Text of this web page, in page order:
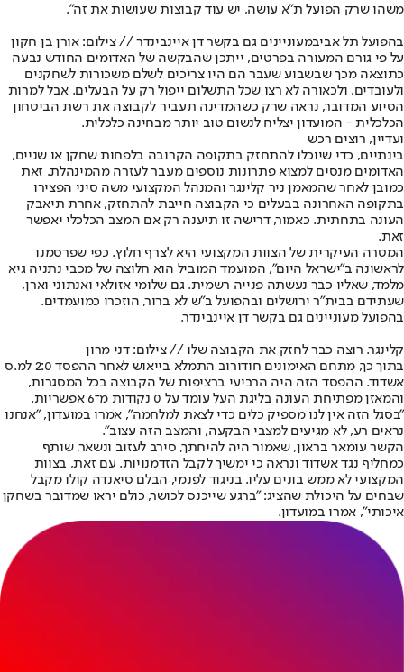
משהו שרק הפועל ת"א עושה, יש עוד קבוצות שעושות את זה".
בהפועל תל אביבמעוניינים גם בקשר דן איינבינדר // צילום: אורן בן חקון
על פי גורם המעורה בפרטים, ייתכן שהבקשה של האדומים החודש נבעה
כתוצאה מכך שבשבוע שעבר הם היו צריכים לשלם משכורות לשחקנים
ולעובדים, ולכאורה לא רצו שכל התשלום ייפול רק על הבעלים. אבל למרות
הסיוע המדובר, נראה שרק כשהמדינה תעביר לקבוצה את רשת הביטחון
הכלכלית - המועדון יצליח לנשום טוב יותר מבחינה כלכלית.
ועדיין, רוצים רכש
בינתיים, כדי שיוכלו להתחזק בתקופה הקרובה בלפחות שחקן או שניים,
האדומים מנסים למצוא פתרונות נוספים מעבר לעזרה מהמינהלת. זאת
כמובן לאחר שהמאמן ניר קלינגר והמנהל המקצועי משה סיני הפצירו
בתקופה האחרונה בבעלים כי הקבוצה חייבת להתחזק, אחרת תיאבק
העונה בתחתית. כאמור, דרישה זו תיענה רק אם המצב הכלכלי יאפשר
זאת.
המטרה העיקרית של הצוות המקצועי היא לצרף חלוץ. כפי שפרסמנו
לראשונה ב"ישראל היום", המועמד המוביל הוא חלוצה של מכבי נתניה גיא
מלמד, שאליו כבר נעשתה פנייה רשמית. גם שלומי אזולאי ואנתוני וארן,
שעתידם בבית"ר ירושלים ובהפועל ב"ש לא ברור, הוזכרו כמועמדים.
בהפועל מעוניינים גם בקשר דן איינבינדר.
קלינגר. רוצה כבר לחזק את הקבוצה שלו // צילום: דני מרון
בתוך כך, מתחם האימונים חודורוב התמלא בייאוש לאחר ההפסד 2:0 למ.ס
אשדוד. ההפסד הזה היה הרביעי ברציפות של הקבוצה בכל המסגרות,
והמאזן מפתיחת העונה בליגת העל עומד על 0 נקודות מ־6 אפשריות.
"בסגל הזה אין לנו מספיק כלים כדי לצאת למלחמה", אמרו במועדון, "אנחנו
נראים רע, לא מגיעים למצבי הבקעה, והמצב הזה עצוב".
הקשר עומאר בראון, שאמור היה להיחתך, סירב לעזוב ונשאר, שותף
כמחליף נגד אשדוד ונראה כי ימשיך לקבל הזדמנויות. עם זאת, בצוות
המקצועי לא ממש בונים עליו. בניגוד לפנמי, הבלם סיאנדה קולו מקבל
שבחים על היכולת שהציג: "ברגע שייכנס לכושר, כולם יראו שמדובר בשחקן
איכותי", אמרו במועדון.